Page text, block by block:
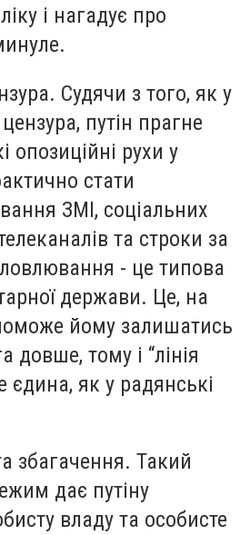
і нагадує про
Судячи з того, як у
путін прагне
опозиційні рухи у
стати
ЗМІ, соціальних
та строки за
- це типова
держави. Це, на
йому залишатись
довше, тому і “лінія
єдина, як у радянські
збагачення. Такий
дає путіну
владу та особисте